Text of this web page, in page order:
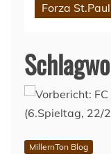
Forza
MillernTon Blog